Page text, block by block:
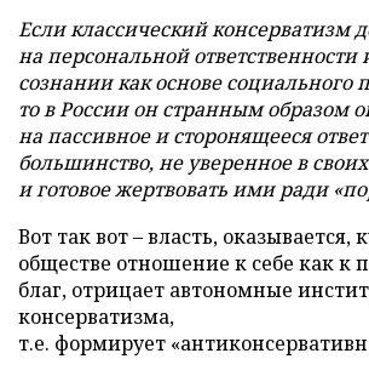
Если классический консерватизм
на персональной ответственности
сознании как основе социального
то в России он странным образом
на пассивное и сторонящееся
большинство, не уверенное в
и готовое жертвовать ими ради
Вот так вот – власть, оказывается,
обществе отношение к себе как к
благ, отрицает автономные
консерватизма,
т.е. формирует